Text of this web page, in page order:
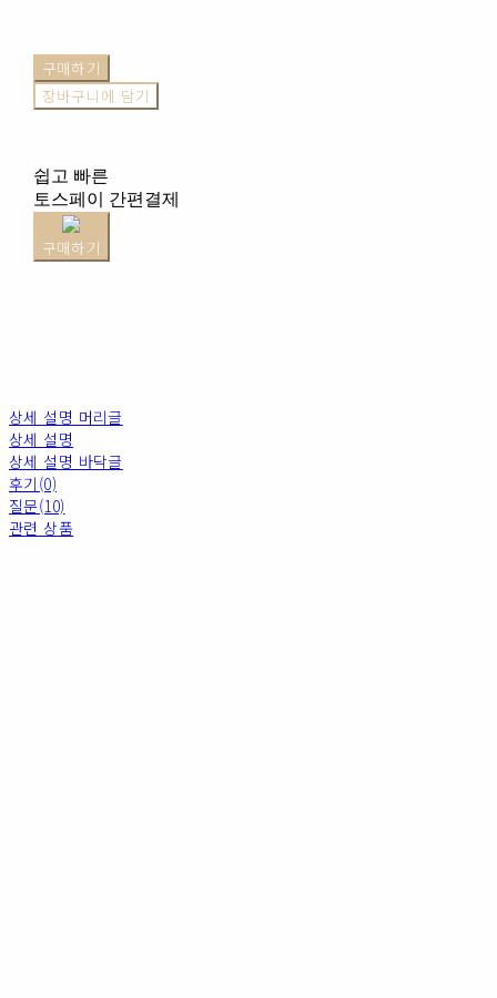
구매하기
장바구니에 담기
쉽고 빠른
토스페이 간편결제
구매하기
상세 설명 머리글
상세 설명
상세 설명 바닥글
후기(0)
질문(10)
관련 상품